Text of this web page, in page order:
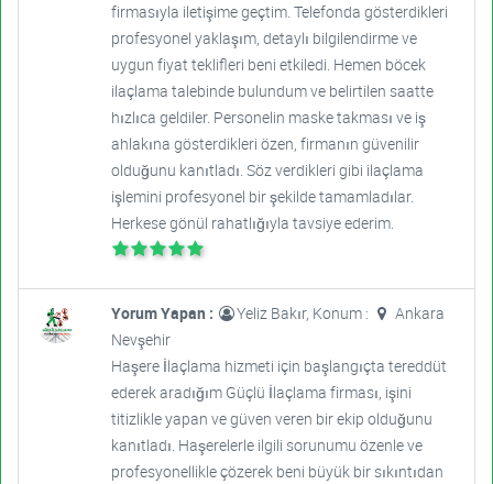
firmasıyla iletişime geçtim. Telefonda gösterdikleri
profesyonel yaklaşım, detaylı bilgilendirme ve
uygun fiyat teklifleri beni etkiledi. Hemen böcek
ilaçlama talebinde bulundum ve belirtilen saatte
hızlıca geldiler. Personelin maske takması ve iş
ahlakına gösterdikleri özen, firmanın güvenilir
olduğunu kanıtladı. Söz verdikleri gibi ilaçlama
işlemini profesyonel bir şekilde tamamladılar.
Herkese gönül rahatlığıyla tavsiye ederim.
Yorum Yapan : Yeliz Bakır, Konum :
Ankara
Nevşehir
Haşere İlaçlama hizmeti için başlangıçta tereddüt
ederek aradığım Güçlü İlaçlama firması, işini
titizlikle yapan ve güven veren bir ekip olduğunu
kanıtladı. Haşerelerle ilgili sorunumu özenle ve
profesyonellikle çözerek beni büyük bir sıkıntıdan